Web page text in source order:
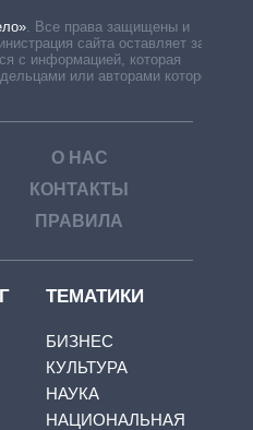
. Все права защищены и
сайта оставляет за
с информацией, которая
или авторами которой
О НАС
КОНТАКТЫ
ПРАВИЛА
ТЕМАТИКИ
БИЗНЕС
КУЛЬТУРА
НАУКА
НАЦИОНАЛЬНАЯ